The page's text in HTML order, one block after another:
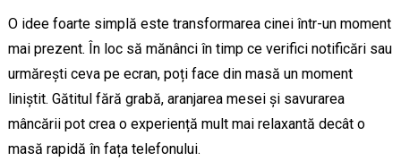
O idee foarte simplă este transformarea cinei într-un moment
mai prezent. În loc să mănânci în timp ce verifici notificări sau
urmărești ceva pe ecran, poți face din masă un moment
liniștit. Gătitul fără grabă, aranjarea mesei și savurarea
mâncării pot crea o experiență mult mai relaxantă decât o
masă rapidă în fața telefonului.